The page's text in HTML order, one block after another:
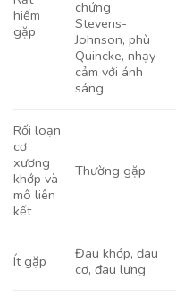
hiếm
gặp
chứng
Stevens-
Johnson, phù
Quincke, nhạy
cảm với ánh
sáng
Rối loạn
cơ
xương
khớp và
mô liên
kết
Thường gặp
Ít gặp
Đau khớp, đau
cơ, đau lưng